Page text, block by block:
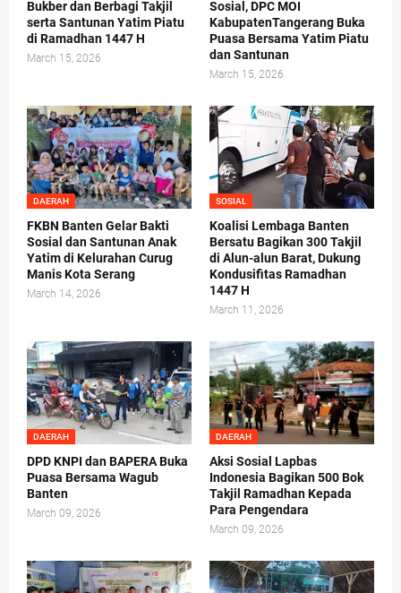
Bukber dan Berbagi Takjil
serta Santunan Yatim Piatu
di Ramadhan 1447 H
March 15, 2026
Sosial, DPC MOI
KabupatenTangerang Buka
Puasa Bersama Yatim Piatu
dan Santunan
March 15, 2026
DAERAH
FKBN Banten Gelar Bakti
Sosial dan Santunan Anak
Yatim di Kelurahan Curug
Manis Kota Serang
March 14, 2026
SOSIAL
Koalisi Lembaga Banten
Bersatu Bagikan 300 Takjil
di Alun-alun Barat, Dukung
Kondusifitas Ramadhan
1447 H
March 11, 2026
DAERAH
DPD KNPI dan BAPERA Buka
Puasa Bersama Wagub
Banten
March 09, 2026
DAERAH
Aksi Sosial Lapbas
Indonesia Bagikan 500 Bok
Takjil Ramadhan Kepada
Para Pengendara
March 09, 2026